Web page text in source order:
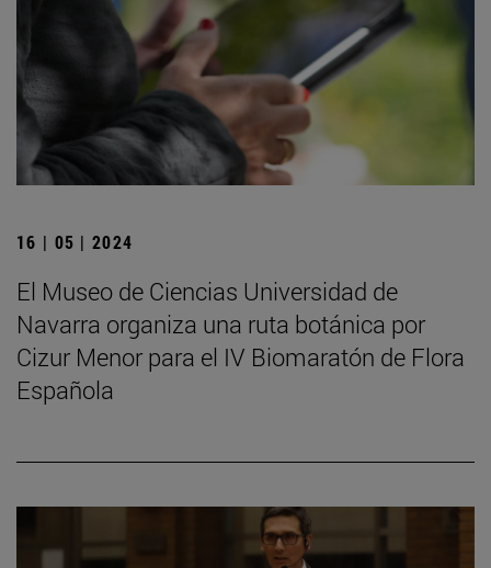
16 | 05 | 2024
El Museo de Ciencias Universidad de
Navarra organiza una ruta botánica por
Cizur Menor para el IV Biomaratón de Flora
Española